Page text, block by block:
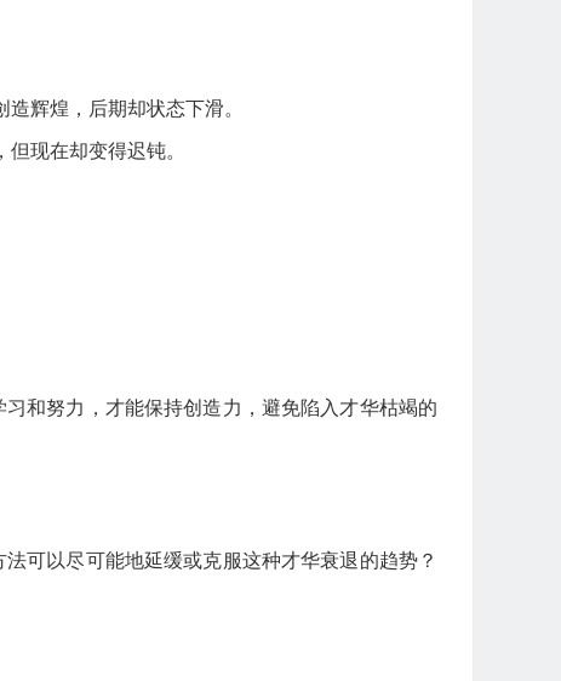
辉煌，后期却状态下滑。
现在却变得迟钝。
和努力，才能保持创造力，避免陷入才华枯竭的
可以尽可能地延缓或克服这种才华衰退的趋势？